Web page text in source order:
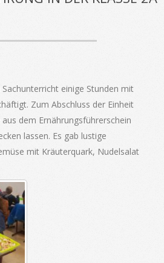
einige Stunden mit
Zum Abschluss der Einheit
dem Ernährungsführerschein
lassen. Es gab lustige
mit Kräuterquark, Nudelsalat